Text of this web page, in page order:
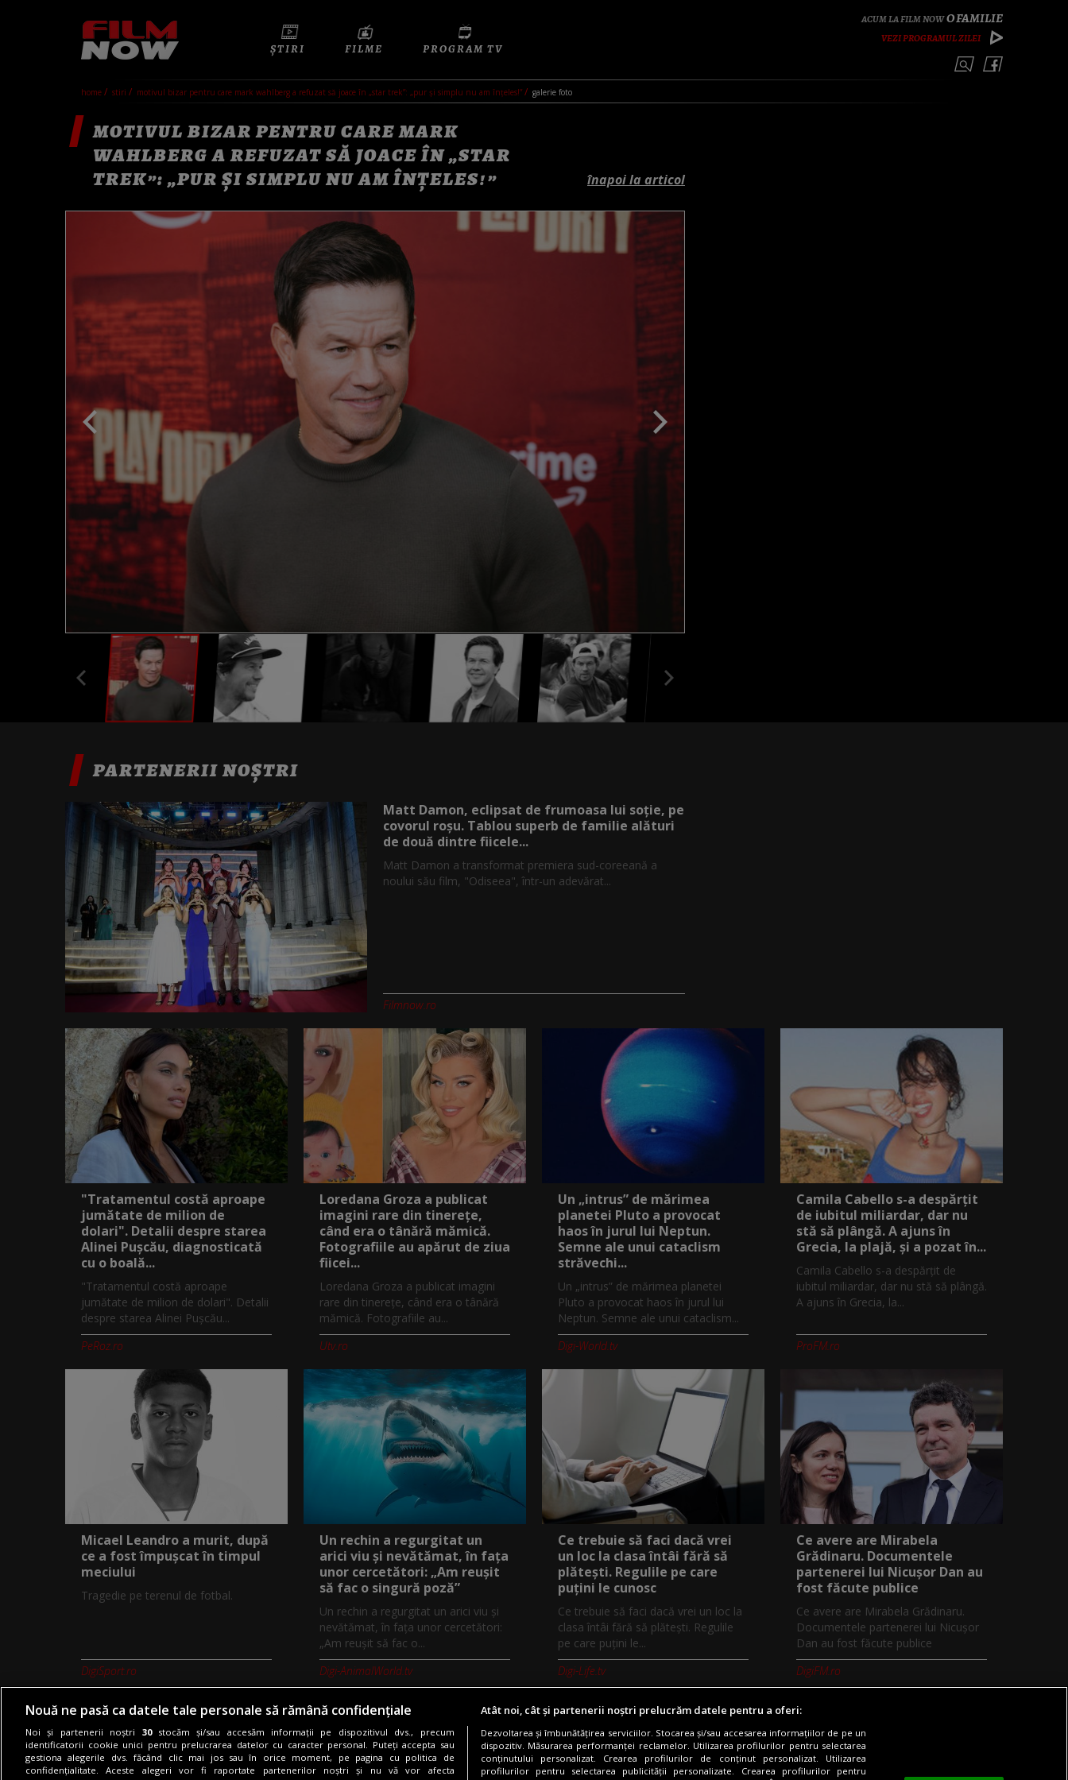
O FAMILIE
VEZI PROGRAMUL ZILEI
ȘTIRI FILME PROGRAM TV
home stiri motivul bizar pentru care mark wahlberg a refuzat să joace în „star trek”: „pur și simplu nu am înțeles!” galerie foto
MOTIVUL BIZAR PENTRU CARE MARK
WAHLBERG A REFUZAT SĂ JOACE ÎN „STAR
TREK”: „PUR ȘI SIMPLU NU AM ÎNȚELES!”
înapoi la articol
PARTENERII NOȘTRI
Matt Damon, eclipsat de frumoasa lui soție, pe
covorul roșu. Tablou superb de familie alături
de două dintre fiicele...
Matt Damon a transformat premiera sud-coreeană a
noului său film, "Odiseea", într-un adevărat...
Filmnow.ro
"Tratamentul costă aproape
jumătate de milion de
dolari". Detalii despre starea
Alinei Pușcău, diagnosticată
cu o boală...
"Tratamentul costă aproape
jumătate de milion de dolari". Detalii
despre starea Alinei Pușcău...
PeRoz.ro
Loredana Groza a publicat
imagini rare din tinerețe,
când era o tânără mămică.
Fotografiile au apărut de ziua
fiicei...
Loredana Groza a publicat imagini
rare din tinerețe, când era o tânără
mămică. Fotografiile au...
Utv.ro
Un „intrus” de mărimea
planetei Pluto a provocat
haos în jurul lui Neptun.
Semne ale unui cataclism
străvechi...
Un „intrus” de mărimea planetei
Pluto a provocat haos în jurul lui
Neptun. Semne ale unui cataclism...
Digi-World.tv
Camila Cabello s-a despărțit
de iubitul miliardar, dar nu
stă să plângă. A ajuns în
Grecia, la plajă, și a pozat în...
Camila Cabello s-a despărțit de
iubitul miliardar, dar nu stă să plângă.
A ajuns în Grecia, la...
ProFM.ro
Micael Leandro a murit, după
ce a fost împușcat în timpul
meciului
Tragedie pe terenul de fotbal.
DigiSport.ro
Un rechin a regurgitat un
arici viu și nevătămat, în fața
unor cercetători: „Am reușit
să fac o singură poză”
Un rechin a regurgitat un arici viu și
nevătămat, în fața unor cercetători:
„Am reușit să fac o...
Digi-AnimalWorld.tv
Ce trebuie să faci dacă vrei
un loc la clasa întâi fără să
plătești. Regulile pe care
puțini le cunosc
Ce trebuie să faci dacă vrei un loc la
clasa întâi fără să plătești. Regulile
pe care puțini le...
Digi-Life.tv
Ce avere are Mirabela
Grădinaru. Documentele
partenerei lui Nicușor Dan au
fost făcute publice
Ce avere are Mirabela Grădinaru.
Documentele partenerei lui Nicușor
Dan au fost făcute publice
DigiFM.ro
Copyright © 2026 / DIGI ROMANIA S.A.
Termeni si conditii Politica de confidentialitate Gestionați preferințele Comunicate de presă Abonare Digi TV Contact/Info Codul etic
Nouă ne pasă ca datele tale personale să rămână confidențiale
Noi și partenerii noștri 30stocăm și/sau accesăm informații pe dispozitivul dvs., precum
identificatorii cookie unici pentru prelucrarea datelor cu caracter personal. Puteți accepta sau
gestiona alegerile dvs. făcând clic mai jos sau în orice moment, pe pagina cu politica de
confidențialitate. Aceste alegeri vor fi raportate partenerilor noștri și nu vă vor afecta
Atât noi, cât și partenerii noștri prelucrăm datele pentru a oferi:
Dezvoltarea și îmbunătățirea serviciilor. Stocarea și/sau accesarea informațiilor de pe un
dispozitiv. Măsurarea performanței reclamelor. Utilizarea profilurilor pentru selectarea
conținutului personalizat. Crearea profilurilor de conținut personalizat. Utilizarea
profilurilor pentru selectarea publicității personalizate. Crearea profilurilor pentru